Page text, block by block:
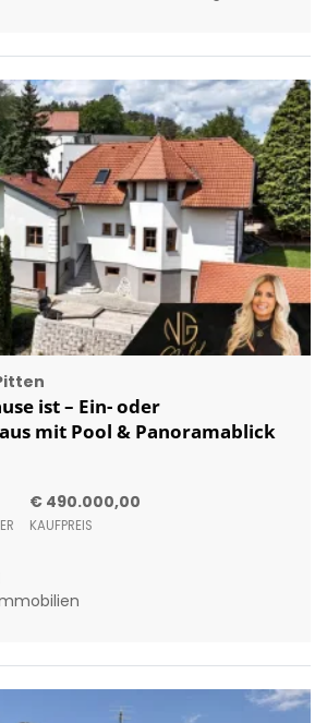
ist – Ein- oder
mit Pool & Panoramablick
€ 490.000,00
KAUFPREIS